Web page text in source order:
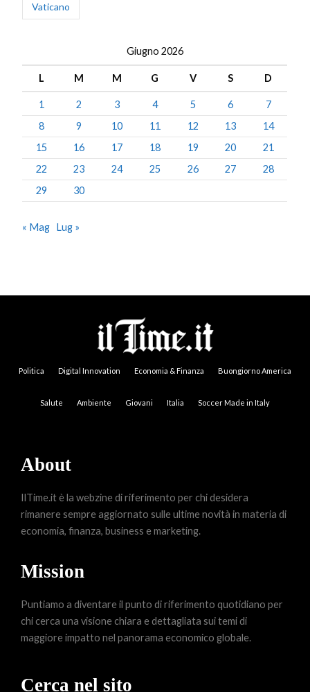
Vaticano
Giugno 2026
L M M G V S D
1 2 3 4 5 6
7
8
9 10 11 12 13
14
15
16 17 18 19 20
21
22
23 24 25 26 27
28
29
30
« Mag Lug »
Politica Digital Innovation Economia & Finanza Buongiorno America
Salute Ambiente Giovani Italia Soccer Made in Italy
About
IlTime.it è la webzine di riferimento per chi desidera
rimanere sempre aggiornato sulle ultime novità in materia di
economia, finanza, business e marketing.
Mission
Puntiamo a diventare il punto di riferimento quotidiano per
chi cerca una visione chiara e dettagliata sui temi di
maggiore impatto nel panorama economico globale.
Cerca nel sito